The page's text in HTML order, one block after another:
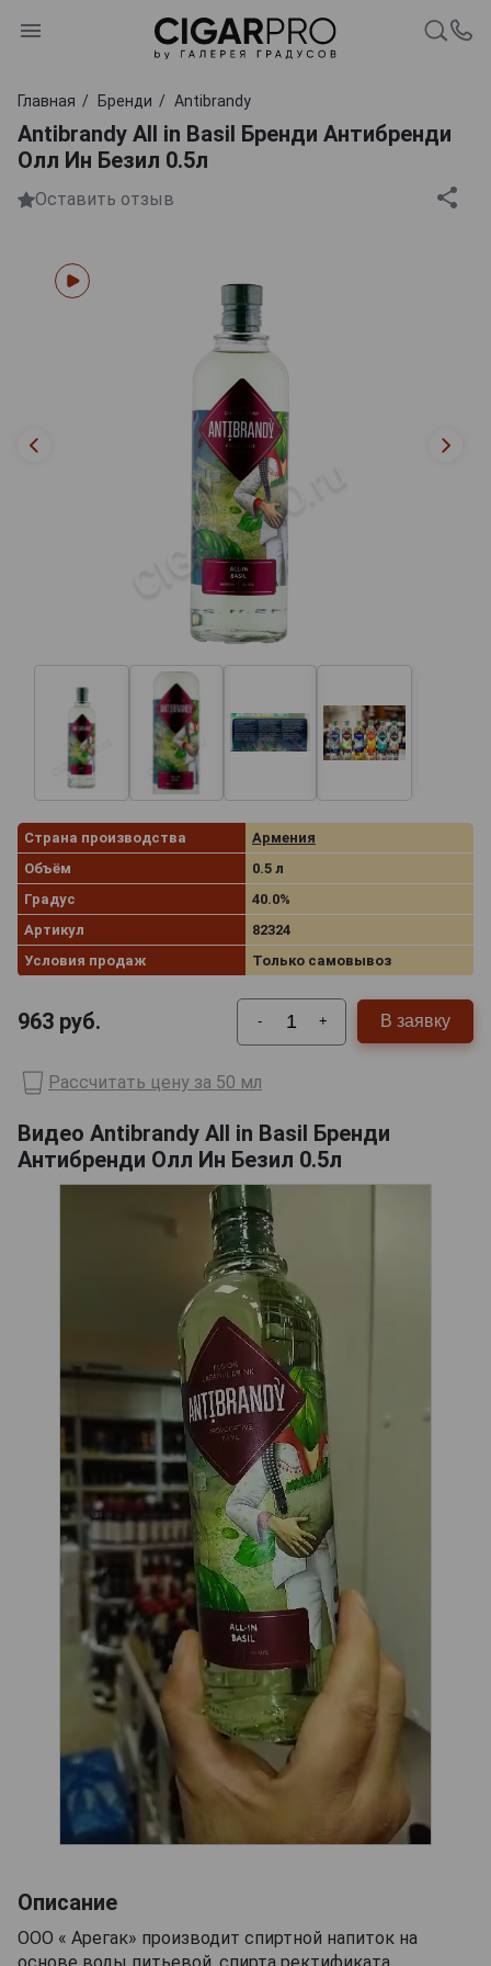
Главная Бренди Antibrandy
Antibrandy All in Basil Бренди Антибренди
Олл Ин Безил 0.5л
Оставить отзыв
Страна производства
Армения
Объём
0.5 л
Градус
40.0%
Артикул
82324
Условия продаж
Только самовывоз
963 руб. - + В заявку
Рассчитать цену за 50 мл
Видео Antibrandy All in Basil Бренди
Антибренди Олл Ин Безил 0.5л
Описание
ООО « Арегак» производит спиртной напиток на
основе воды питьевой, спирта ректификата,